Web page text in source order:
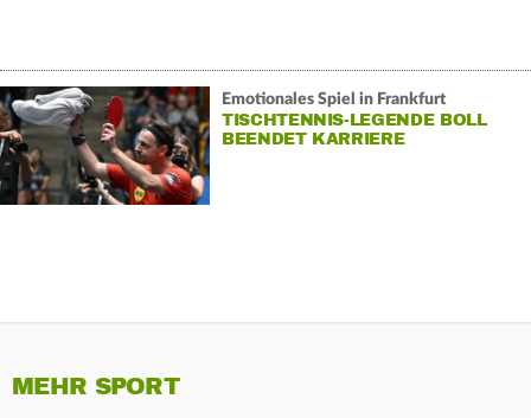
Emotionales Spiel in Frankfurt
TISCHTENNIS-LEGENDE BOLL
BEENDET KARRIERE
MEHR SPORT